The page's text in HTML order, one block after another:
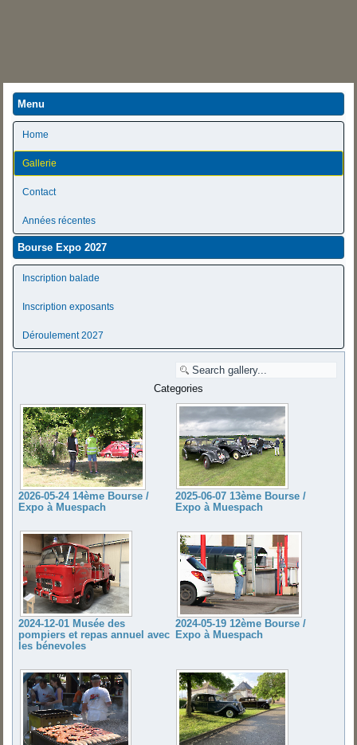
Menu
Home
Gallerie
Contact
Années récentes
Bourse Expo 2027
Inscription balade
Inscription exposants
Déroulement 2027
Categories
2026-05-24 14ème Bourse /
Expo à Muespach
2025-06-07 13ème Bourse /
Expo à Muespach
2024-12-01 Musée des
pompiers et repas annuel avec
les bénevoles
2024-05-19 12ème Bourse /
Expo à Muespach